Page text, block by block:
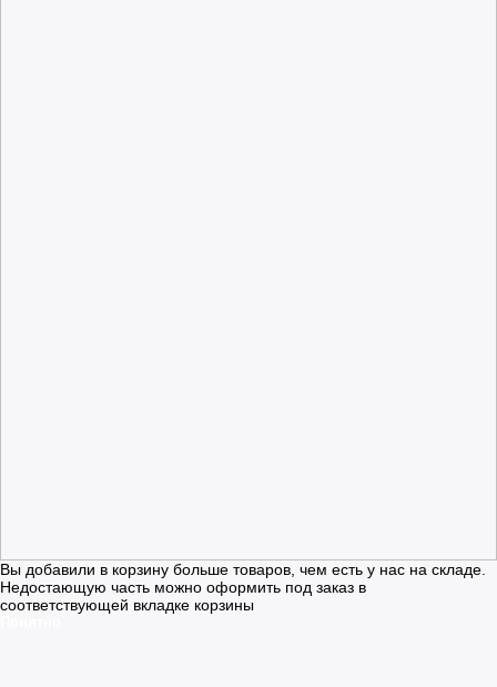
Вы добавили в корзину больше товаров, чем есть у нас на складе.
Недостающую часть можно оформить под заказ в
соответствующей вкладке корзины